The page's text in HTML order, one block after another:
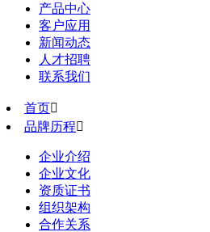
产品中心
客户应用
新闻动态
人才招聘
联系我们
首页
品牌历程
企业介绍
企业文化
资质证书
组织架构
合作关系